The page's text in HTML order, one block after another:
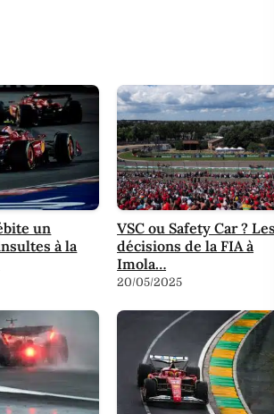
un
à la
VSC ou Safety Car ? Les
décisions de la FIA à
Imola…
20/05/2025